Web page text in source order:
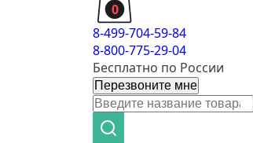
0
8-499-704-59-84
8-800-775-29-04
Бесплатно по России
Перезвоните мне